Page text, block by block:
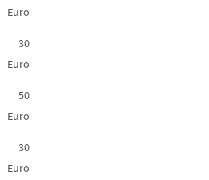
Euro
30
Euro
50
Euro
30
Euro